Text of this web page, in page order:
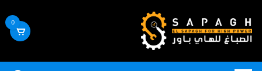
إلى
المحتوى
0